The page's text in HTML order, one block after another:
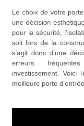
Le choix de votre
une décision
pour la sécurité,
soit lors de la
s’agit donc d’une
erreurs
investissement.
meilleure porte